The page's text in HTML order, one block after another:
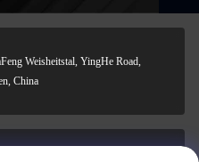
Weisheitstal, YingHe Road,
China